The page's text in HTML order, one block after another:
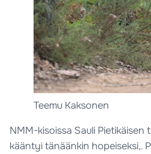
Teemu Kaksonen
NMM-kisoissa Sauli
kääntyi tänäänkin hopeiseksi,.